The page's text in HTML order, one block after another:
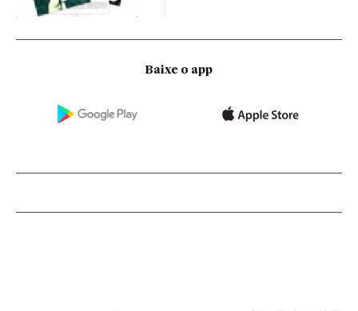
Baixe o app